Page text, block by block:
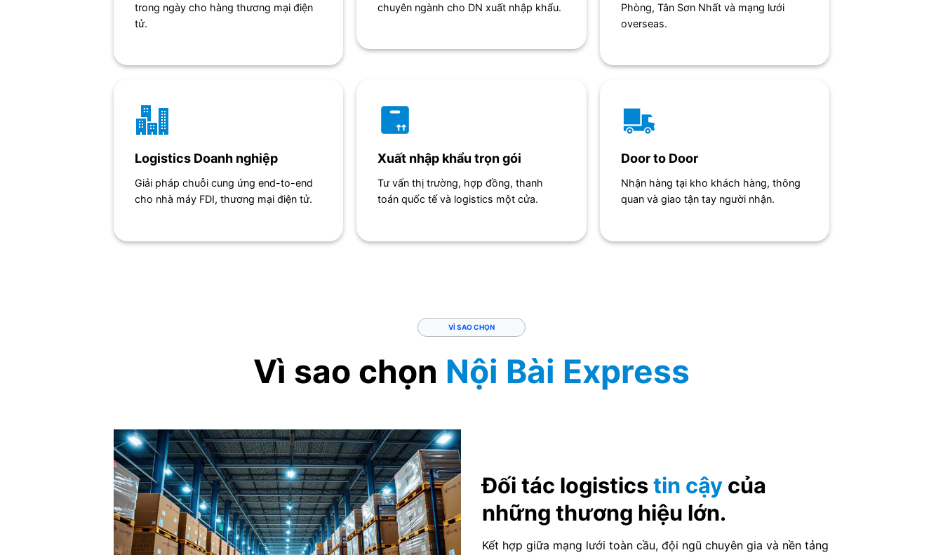
trong ngày cho hàng thương mại điện
tử.
chuyên ngành cho DN xuất nhập khẩu.
Phòng, Tân Sơn Nhất và mạng lưới
overseas.
Logistics Doanh nghiệp
Giải pháp chuỗi cung ứng end-to-end
cho nhà máy FDI, thương mại điện tử.
Xuất nhập khẩu trọn gói
Tư vấn thị trường, hợp đồng, thanh
toán quốc tế và logistics một cửa.
Door to Door
Nhận hàng tại kho khách hàng, thông
quan và giao tận tay người nhận.
VÌ SAO CHỌN
Vì sao chọn Nội Bài Express
Đối tác logisticstin cậy của
những thương hiệu lớn.
Kết hợp giữa mạng lưới toàn cầu, đội ngũ chuyên gia và nền tảng